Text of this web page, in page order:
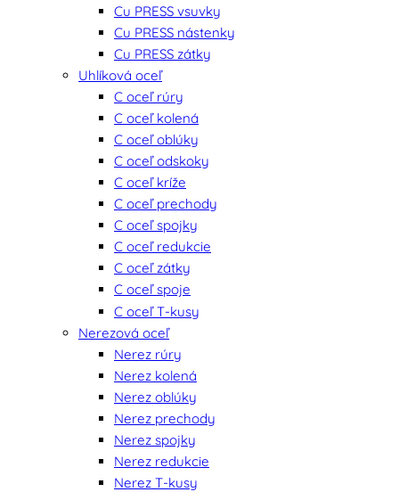
Cu PRESS vsuvky
Cu PRESS nástenky
Cu PRESS zátky
Uhlíková oceľ
C oceľ rúry
C oceľ kolená
C oceľ oblúky
C oceľ odskoky
C oceľ kríže
C oceľ prechody
C oceľ spojky
C oceľ redukcie
C oceľ zátky
C oceľ spoje
C oceľ T-kusy
Nerezová oceľ
Nerez rúry
Nerez kolená
Nerez oblúky
Nerez prechody
Nerez spojky
Nerez redukcie
Nerez T-kusy